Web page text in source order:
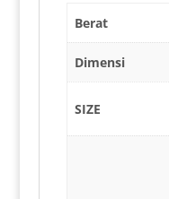
Berat
Dimensi
SIZE